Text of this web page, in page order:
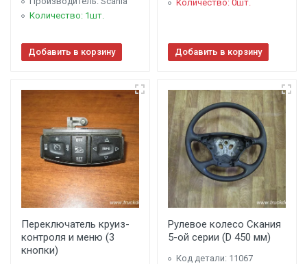
Количество: 1шт.
Добавить в корзину
Количество: 0шт.
Добавить в корзину
Переключатель круиз-
контроля и меню (3
кнопки)
Рулевое колесо Скания
5-ой серии (D 450 мм)
Код детали: 11067